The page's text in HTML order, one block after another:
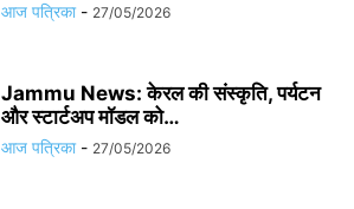
आज पत्रिका - 27/05/2026
Jammu News: केरल की संस्कृति, पर्यटन
और स्टार्टअप मॉडल को…
आज पत्रिका - 27/05/2026